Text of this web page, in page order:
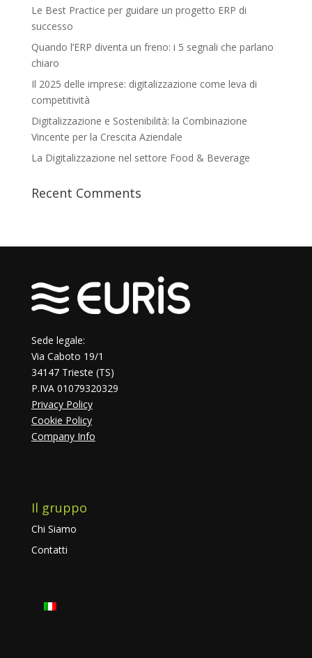
Le Best Practice per guidare un progetto ERP di
successo
Quando l’ERP diventa un freno: i 5 segnali che parlano
chiaro
Il 2025 delle imprese: digitalizzazione come leva di
competitività
Digitalizzazione e Sostenibilità: la Combinazione
Vincente per la Crescita Aziendale
La Digitalizzazione nel settore Food & Beverage
Recent Comments
Sede legale:
Via Caboto 19/1
34147 Trieste (TS)
P.IVA 01079320329
Privacy Policy
Cookie Policy
Company Info
Il gruppo
Chi Siamo
Contatti